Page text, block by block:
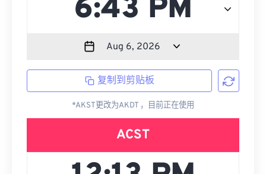
复制到剪贴板
*AKST更改为AKDT ，目前正在使用
ACST